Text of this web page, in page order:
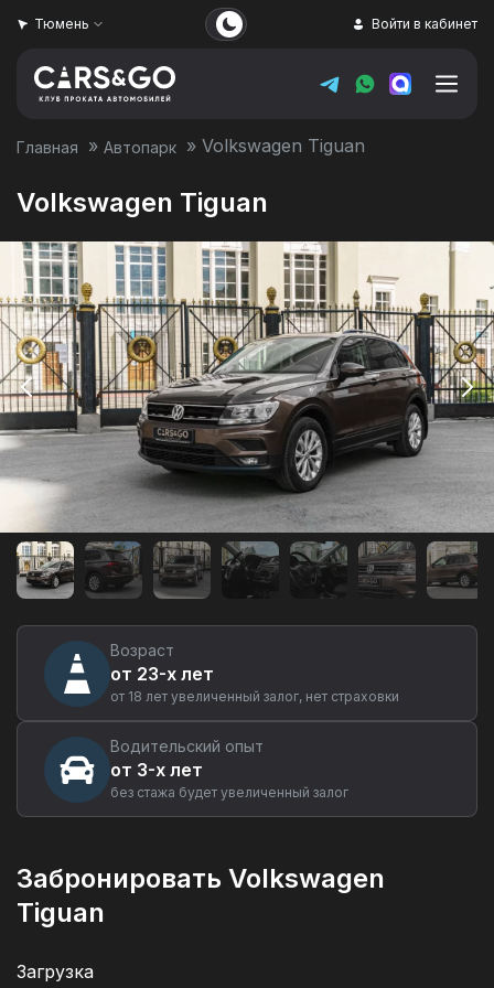
Тюмень Войти в кабинет
Главная » Автопарк » Volkswagen Tiguan
Volkswagen Tiguan
Аренда
автомобиля
Volkswagen
Tiguan
Тюмени
Возраст
от 23-х лет
от 18 лет увеличенный залог, нет страховки
Водительский опыт
от 3-х лет
без стажа будет увеличенный залог
Забронировать Volkswagen
Tiguan
Загрузка